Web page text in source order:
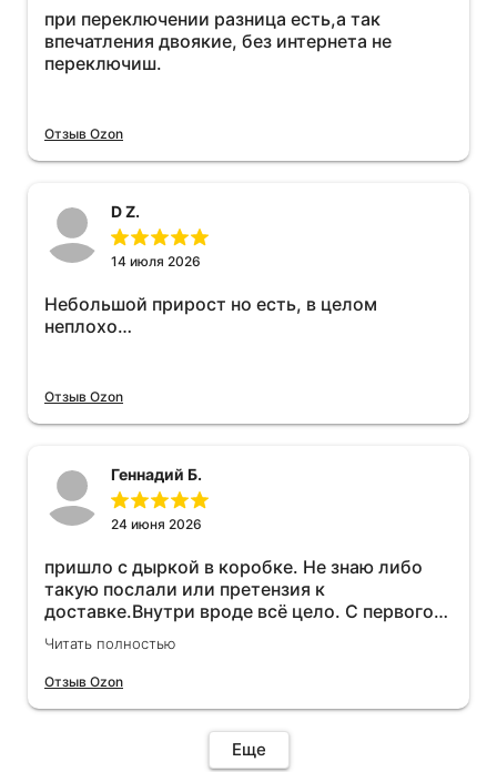
при переключении разница есть,а так
впечатления двоякие, без интернета не
переключиш.
Отзыв Ozon
D Z.
14 июля 2026
Небольшой прирост но есть, в целом
неплохо…
Отзыв Ozon
Геннадий Б.
24 июня 2026
пришло с дыркой в коробке. Не знаю либо
такую послали или претензия к
доставке.Внутри вроде всё цело. С первого
раза установить не получается не знаю
может интернет дурит. Четыре звёзды за
упаковку с дыркой.Как опробую дополню
иначе не качает без него. Как поставил сразу
всё установилось по работе устройства
Читать полностью
Отзыв Ozon
Еще